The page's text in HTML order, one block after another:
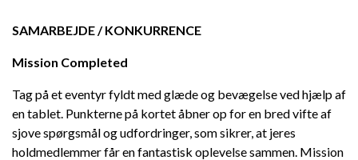
SAMARBEJDE / KONKURRENCE
Mission Completed
Tag på et eventyr fyldt med glæde og bevægelse ved hjælp af
en tablet. Punkterne på kortet åbner op for en bred vifte af
sjove spørgsmål og udfordringer, som sikrer, at jeres
holdmedlemmer får en fantastisk oplevelse sammen. Mission